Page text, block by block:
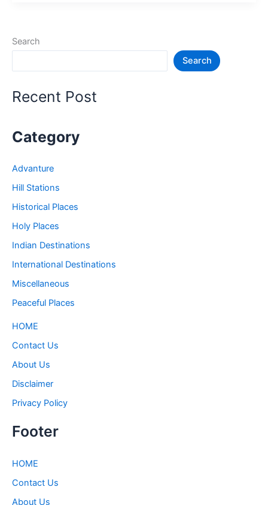
जगह
in
Search
Search
Recent Post
Category
Advanture
Hill Stations
Historical Places
Holy Places
Indian Destinations
International Destinations
Miscellaneous
Peaceful Places
HOME
Contact Us
About Us
Disclaimer
Privacy Policy
Footer
HOME
Contact Us
About Us